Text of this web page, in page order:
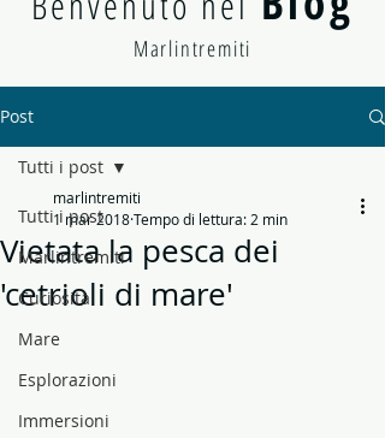
Marlintremiti
Post
Tutti i post
Marlintremiti
Curiosità
Mare
Esplorazioni
Immersioni
Tutti i post
Vietata la pesca dei
'cetrioli di mare'
marlintremiti
1 mar 2018Tempo di lettura: 2 min